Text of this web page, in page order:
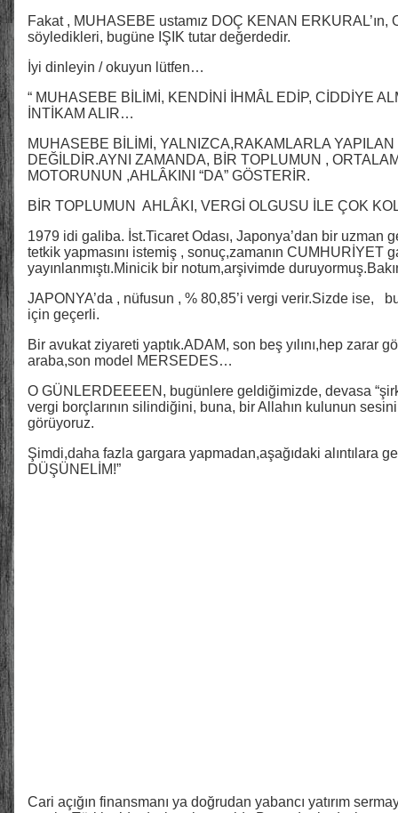
Fakat , MUHASEBE ustamız DOÇ KENAN
söyledikleri, bugüne IŞIK tutar değerdedir.
İyi dinleyin / okuyun lütfen…
“ MUHASEBE BİLİMİ, KENDİNİ İHMÂL EDİP, CİDDİYE
İNTİKAM ALIR…
MUHASEBE BİLİMİ, YALNIZCA,RAKAMLARLA
DEĞİLDİR.AYNI ZAMANDA, BİR TOPLUMUN ,
MOTORUNUN ,AHLÂKINI “DA” GÖSTERİR.
BİR TOPLUMUN AHLÂKI, VERGİ OLGUSU İLE ÇOK
1979 idi galiba. İst.Ticaret Odası, Japonya’dan bir uzman
tetkik yapmasını istemiş , sonuç,zamanın CUMHURİYET
yayınlanmıştı.Minicik bir notum,arşivimde
JAPONYA’da , nüfusun , % 80,85’i vergi verir.Sizde ise,
için geçerli.
Bir avukat ziyareti yaptık.ADAM, son beş yılını,hep zarar
araba,son model MERSEDES…
O GÜNLERDEEEEN, bugünlere geldiğimizde, devasa
vergi borçlarının silindiğini, buna, bir Allahın kulunun sesini
görüyoruz.
Şimdi,daha fazla gargara yapmadan,aşağıdaki alıntılara
DÜŞÜNELİM!”
Cari açığın finansmanı ya doğrudan yabancı yatırım